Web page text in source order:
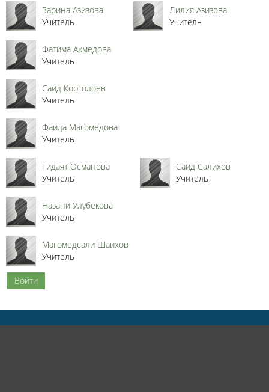
Зарина Азизова
Учитель
Лилия Азизова
Учитель
Фатима Ахмедова
Учитель
Саид Корголоев
Учитель
Фаида Магомедова
Учитель
Гидаят Османова
Учитель
Саид Салихов
Учитель
Назани Улубекова
Учитель
Магомедсали Шаихов
Учитель
Войти